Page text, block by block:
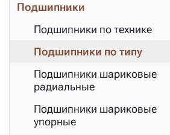
Подшипники
Подшипники по технике
Подшипники по типу
Подшипники шариковые
радиальные
Подшипники шариковые
упорные